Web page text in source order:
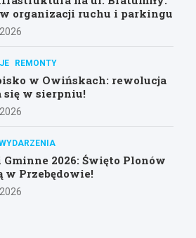
organizacji ruchu i parkingu
REMONTY
w Owińskach: rewolucja
się w sierpniu!
2026: Święto Plonów
w Przebędowie!